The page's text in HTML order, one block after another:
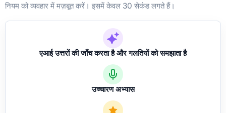
नियम को व्यवहार में मज़बूत करें। इसमें केवल 30 सेकंड लगते हैं।
एआई उत्तरों की जाँच करता है और गलतियों को समझाता है
उच्चारण अभ्यास